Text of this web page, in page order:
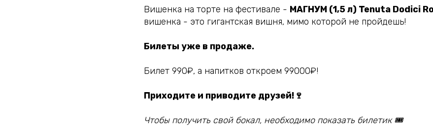
Вишенка на торте на фестивале - МАГНУМ (1,5 л) Tenuta Dodici
вишенка - это гигантская вишня, мимо которой не пройдешь!
Билеты уже в продаже.
Билет 990₽, а напитков откроем 99000₽!
Приходите и приводите друзей!🍷
Чтобы получить свой бокал, необходимо показать билетик 🎟